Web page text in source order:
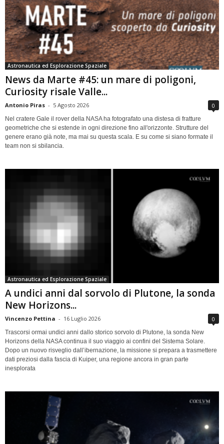
Astronautica ed Esplorazione Spaziale
News da Marte #45: un mare di poligoni,
Curiosity risale Valle...
Antonio Piras - 5 Agosto 2026 0
Nel cratere Gale il rover della NASA ha fotografato una distesa di fratture
geometriche che si estende in ogni direzione fino all'orizzonte. Strutture del
genere erano già note, ma mai su questa scala. E su come si siano formate il
team non si sbilancia.
Astronautica ed Esplorazione Spaziale
A undici anni dal sorvolo di Plutone, la sonda
New Horizons...
Vincenzo Pettina - 16 Luglio 2026 0
Trascorsi ormai undici anni dallo storico sorvolo di Plutone, la sonda New
Horizons della NASA continua il suo viaggio ai confini del Sistema Solare.
Dopo un nuovo risveglio dall’ibernazione, la missione si prepara a trasmettere
dati preziosi dalla fascia di Kuiper, una regione ancora in gran parte
inesplorata